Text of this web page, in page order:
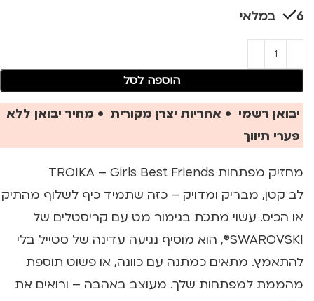
6 במלאי
הוספה לסל
יבואן רשמי • אחריות יצרן מקורית • מחיר יבואן ללא
פערי תיווך
מחזיק מפתחות TROIKA – Girls Best Friends
לב קטן, מבריק ומדויק – כזה שתמיד כיף לשלוף מהתיק
או הכיס. עשוי מתכת בגימור מט עם קריסטלים של
SWAROVSKI®, הוא מוסיף נגיעה עדינה של סטייל בלי
להתאמץ. מתאים כמתנה עם כוונה, או פשוט תוספת
מהממת למפתחות שלך. מעוצב באהבה – ורואים את